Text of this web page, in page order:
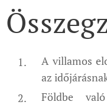
A villamos
az
Földbe